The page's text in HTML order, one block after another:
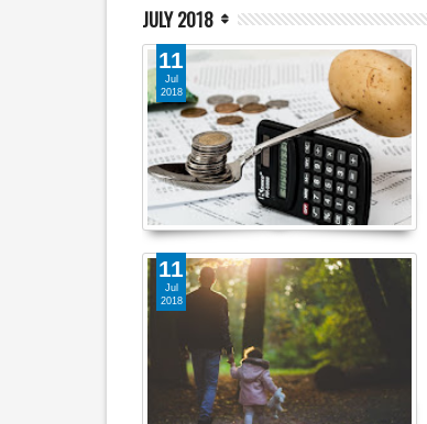
JULY 2018
11
Jul
2018
11
Jul
2018